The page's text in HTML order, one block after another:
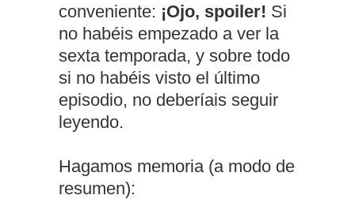
conveniente: ¡Ojo, spoiler! Si
no habéis empezado a ver la
sexta temporada, y sobre todo
si no habéis visto el último
episodio, no deberíais seguir
leyendo.
Hagamos memoria (a modo de
resumen):